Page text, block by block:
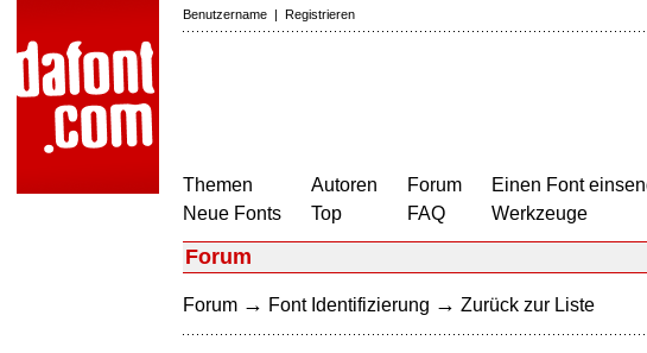
Benutzername | Registrieren
Themen
Neue Fonts
Autoren
Top
Forum
FAQ
Einen Font
Werkzeuge
Forum
Forum → Font Identifizierung → Zurück zur Liste